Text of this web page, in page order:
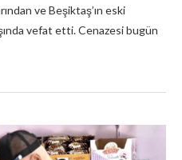
ve Beşiktaş’ın eski
vefat etti. Cenazesi bugün